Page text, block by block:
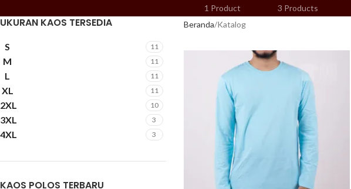
1 Product
3 Products
UKURAN KAOS TERSEDIA
S 11
M 11
L 11
XL 11
2XL 10
3XL 3
4XL 3
KAOS POLOS TERBARU
Beranda Katalog